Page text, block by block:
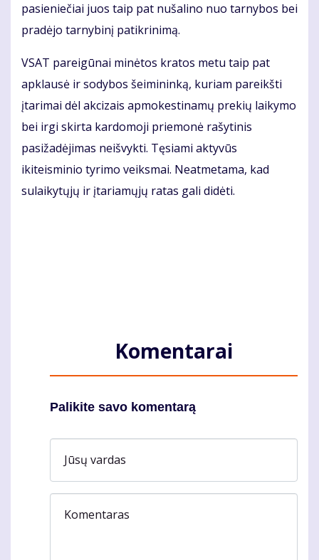
pasieniečiai juos taip pat nušalino nuo tarnybos bei
pradėjo tarnybinį patikrinimą.
VSAT pareigūnai minėtos kratos metu taip pat
apklausė ir sodybos šeimininką, kuriam pareikšti
įtarimai dėl akcizais apmokestinamų prekių laikymo
bei irgi skirta kardomoji priemonė rašytinis
pasižadėjimas neišvykti. Tęsiami aktyvūs
ikiteisminio tyrimo veiksmai. Neatmetama, kad
sulaikytųjų ir įtariamųjų ratas gali didėti.
Komentarai
Palikite savo komentarą
Jūsų vardas
Komentaras